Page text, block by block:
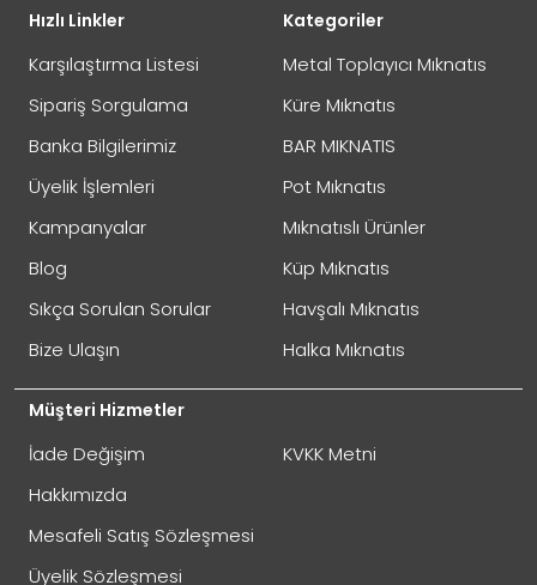
Yorumunuz
Not:HTML'e dönüştürülmez!
Oylama
Kötü
Hızlı Linkler
Karşılaştırma Listesi
Sipariş Sorgulama
Banka Bilgilerimiz
Üyelik İşlemleri
Kampanyalar
Blog
Sıkça Sorulan Sorular
Bize Ulaşın
Müşteri Hizmetler
İade Değişim
Hakkımızda
Mesafeli Satış Sözleşmesi
Üyelik Sözleşmesi
KVKK Metni
Kategoriler
Metal Toplayıcı Mıknatıs
Küre Mıknatıs
BAR MIKNATIS
Pot Mıknatıs
Mıknatıslı Ürünler
Küp Mıknatıs
Havşalı Mıknatıs
Halka Mıknatıs